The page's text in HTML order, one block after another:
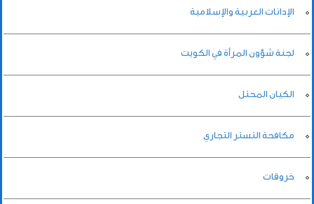
الإدانات العربية والإسلامية
لجنة شؤون المرأة في الكويت
الكيان المحتل
مكافحة التستر التجاري
خروقات